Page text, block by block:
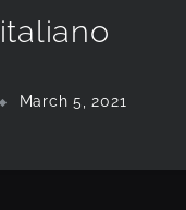
italiano
March 5, 2021